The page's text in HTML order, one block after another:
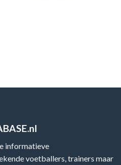
informatieve
voetballers, trainers maar